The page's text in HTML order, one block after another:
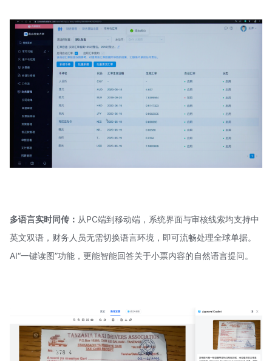
多语言实时同传： 从PC端到移动端，系统界面与审核线索均支持中
英文双语，财务人员无需切换语言环境，即可流畅处理全球单据。
AI“一键读图”功能，更能智能回答关于小票内容的自然语言提问。